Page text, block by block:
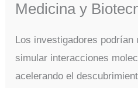
Medicina y
Los investigadores
simular interacciones
acelerando el